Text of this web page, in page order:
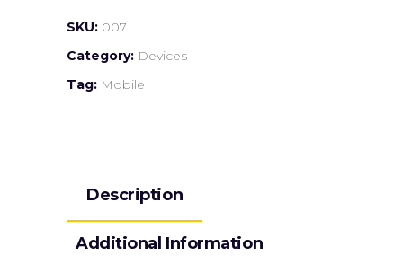
SKU: 007
Category: Devices
Tag: Mobile
Description
Additional Information